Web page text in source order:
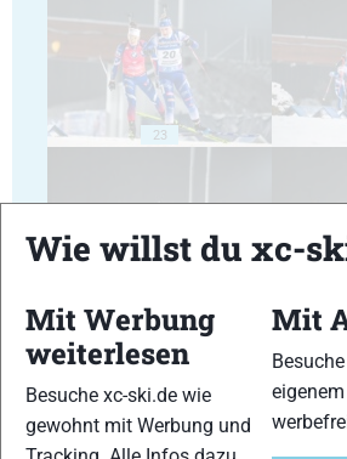
23
Wie willst du xc-
Mit Werbung
weiterlesen
Besuche xc-ski.de wie
gewohnt mit Werbung und
Mit